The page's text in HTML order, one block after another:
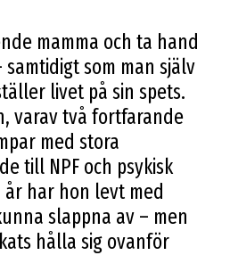
mamma och ta hand
samtidigt som man själv
livet på sin spets.
varav två fortfarande
med stora
till NPF och psykisk
har hon levt med
slappna av – men
hålla sig ovanför